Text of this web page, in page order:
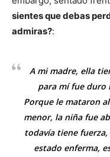
sientes que debas
admiras?:
A mi madre, ella
para mí fue duro
Porque le mataron
menor, la niña fue
todavía tiene
estado enferma,